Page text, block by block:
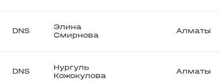
DNS
Элина
Смирнова
Алматы
DNS
Нургуль
Кожокулова
Алматы